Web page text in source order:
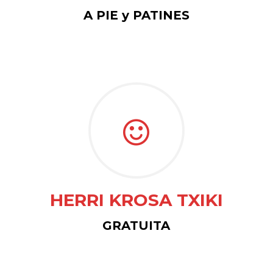
A PIE y PATINES
HERRI KROSA TXIKI
GRATUITA